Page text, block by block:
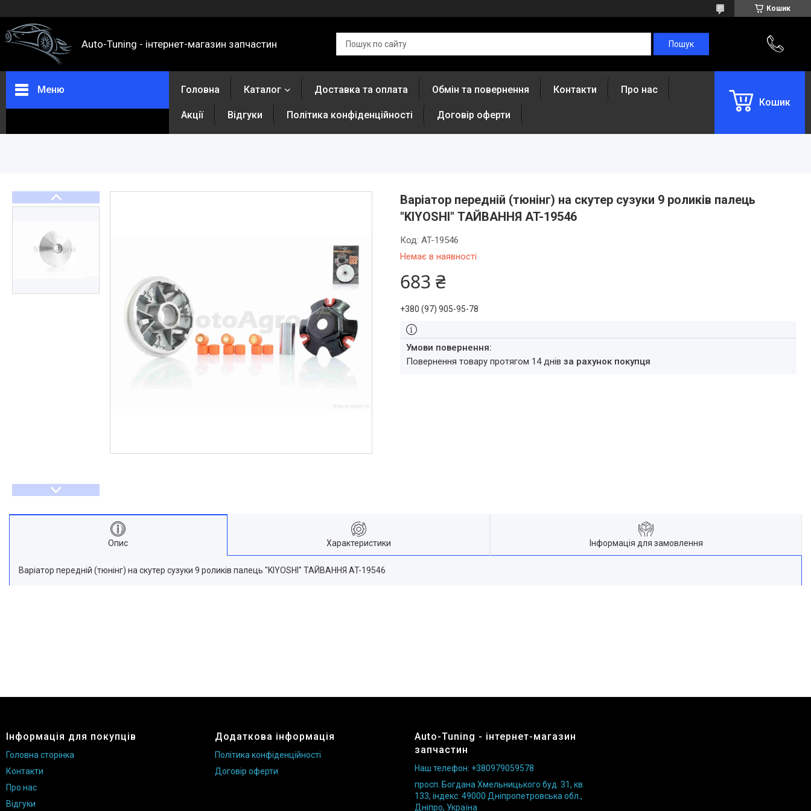
Кошик
Auto-Tuning - інтернет-магазин запчастин
Меню
Повернення та обмін
Акції
Політика конфіденційності
Головна Каталог Доставка та оплата Обмін та повернення Контакти Про нас
Акції Відгуки Політика конфіденційності Договір оферти
Кошик
Варіатор передній (тюнінг) на скутер сузуки 9 роликів палець
"KIYOSHI" ТАЙВАННЯ AT-19546
Немає в наявності
Код: AT-19546
683 ₴
+380 (97) 905-95-78
повернення товару протягом 14 днів за рахунок покупця
Опис Характеристики Інформація для замовлення
Варіатор передній (тюнінг) на скутер сузуки 9 роликів палець "KIYOSHI" ТАЙВАННЯ AT-19546
Інформація для покупців
Головна сторінка
Контакти
Про нас
Відгуки
Додаткова інформація
Політика конфіденційності
Договір оферти
Auto-Tuning - інтернет-магазин
запчастин
Наш телефон: +380979059578
просп. Богдана Хмельницького буд. 31, кв.
133, індекс: 49000 Дніпропетровська обл.,
Дніпро, Україна